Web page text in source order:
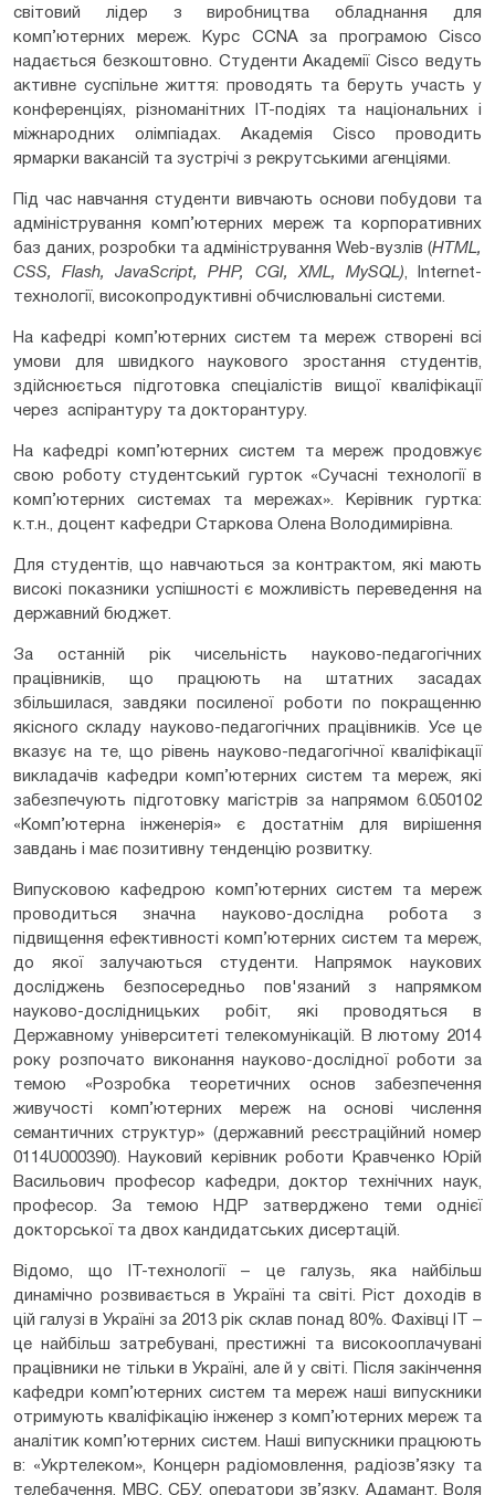
світовий лідер з виробництва обладнання для
комп’ютерних мереж. Курс CCNA за програмою Cisco
надається безкоштовно. Студенти Академії Cisco ведуть
активне суспільне життя: проводять та беруть участь у
конференціях, різноманітних ІТ-подіях та національних і
міжнародних олімпіадах. Академія Cisco проводить
ярмарки вакансій та зустрічі з рекрутськими агенціями.
Під час навчання студенти вивчають основи побудови та
адміністрування комп’ютерних мереж та корпоративних
баз даних, розробки та адміністрування Web-вузлів (HTML,
CSS, Flash, JavaScript, PHP, CGI, XML, MySQL) , Internet-
технології, високопродуктивні обчислювальні системи.
На кафедрі комп’ютерних систем та мереж створені всі
умови для швидкого наукового зростання студентів,
здійснюється підготовка спеціалістів вищої кваліфікації
через аспірантуру та докторантуру.
На кафедрі комп’ютерних систем та мереж продовжує
свою роботу студентський гурток «Сучасні технології в
комп’ютерних системах та мережах». Керівник гуртка:
к.т.н., доцент кафедри Старкова Олена Володимирівна.
Для студентів, що навчаються за контрактом, які мають
високі показники успішності є можливість переведення на
державний бюджет.
За останній рік чисельність науково-педагогічних
працівників, що працюють на штатних засадах
збільшилася, завдяки посиленої роботи по покращенню
якісного складу науково-педагогічних працівників. Усе це
вказує на те, що рівень науково-педагогічної кваліфікації
викладачів кафедри комп’ютерних систем та мереж, які
забезпечують підготовку магістрів за напрямом 6.050102
«Комп’ютерна інженерія» є достатнім для вирішення
завдань і має позитивну тенденцію розвитку.
Випусковою кафедрою комп’ютерних систем та мереж
проводиться значна науково-дослідна робота з
підвищення ефективності комп’ютерних систем та мереж,
до якої залучаються студенти. Напрямок наукових
досліджень безпосередньо пов'язаний з напрямком
науково-дослідницьких робіт, які проводяться в
Державному університеті телекомунікацій. В лютому 2014
року розпочато виконання науково-дослідної роботи за
темою «Розробка теоретичних основ забезпечення
живучості комп’ютерних мереж на основі числення
семантичних структур» (державний реєстраційний номер
0114U000390). Науковий керівник роботи Кравченко Юрій
Васильович професор кафедри, доктор технічних наук,
професор. За темою НДР затверджено теми однієї
докторської та двох кандидатських дисертацій.
Відомо, що ІТ-технології – це галузь, яка найбільш
динамічно розвивається в Україні та світі. Ріст доходів в
цій галузі в Україні за 2013 рік склав понад 80%. Фахівці ІТ –
це найбільш затребувані, престижні та високооплачувані
працівники не тільки в Україні, але й у світі. Після закінчення
кафедри комп’ютерних систем та мереж наші випускники
отримують кваліфікацію інженер з комп’ютерних мереж та
аналітик комп’ютерних систем. Наші випускники працюють
в: «Укртелеком», Концерн радіомовлення, радіозв’язку та
телебачення, МВС, СБУ, оператори зв’язку, Адамант, Воля